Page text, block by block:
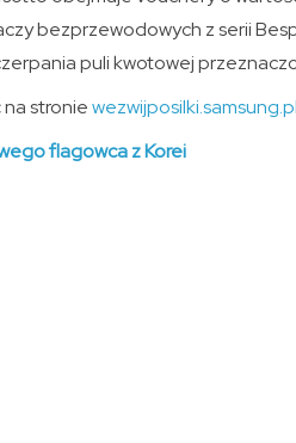
bezprzewodowych z serii
puli kwotowej
stroniewezwijposilki.samsung.pl
flagowca z Korei